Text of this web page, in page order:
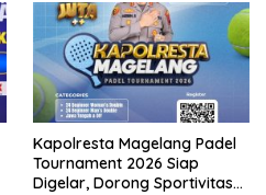
Kapolresta Magelang Padel
Tournament 2026 Siap
Digelar, Dorong Sportivitas